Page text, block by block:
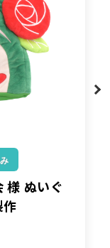
様 ぬいぐ